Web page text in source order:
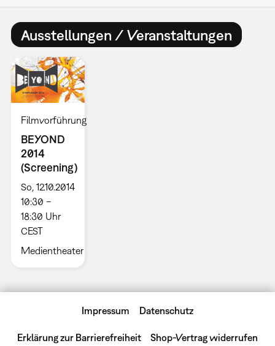
Ausstellungen / Veranstaltungen
Filmvorführung
BEYOND
2014
(Screening)
So, 12.10.2014
10:30 –
18:30 Uhr
CEST
Medientheater
Impressum Datenschutz
Erklärung zur Barrierefreiheit Shop-Vertrag widerrufen